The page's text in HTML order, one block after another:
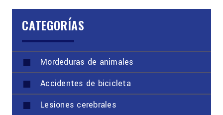
CATEGORÍAS
Mordeduras de animales
Accidentes de bicicleta
Lesiones cerebrales